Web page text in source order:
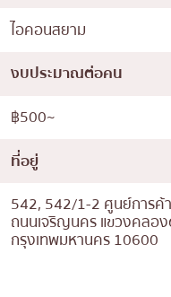
ไอคอนสยาม
งบประมาณต่อคน
฿500~
ที่อยู่
542, 542/1-2 ศูนย์การค้
ถนนเจริญนคร แขวงคลอ
กรุงเทพมหานคร 10600